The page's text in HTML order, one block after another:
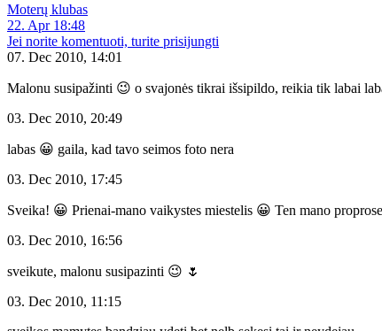
Moterų klubas
22. Apr 18:48
Jei norite komentuoti, turite prisijungti
07. Dec 2010, 14:01
Malonu susipažinti 😉 o svajonės tikrai išsipildo, reikia tik labai
03. Dec 2010, 20:49
labas 😀 gaila, kad tavo seimos foto nera
03. Dec 2010, 17:45
Sveika! 😀 Prienai-mano vaikystes miestelis 😀 Ten mano
03. Dec 2010, 16:56
sveikute, malonu susipazinti 😉 🌷
03. Dec 2010, 11:15